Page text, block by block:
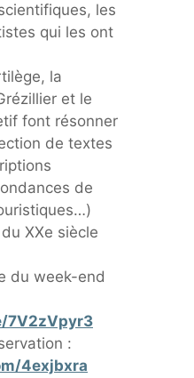
les
qui les ont
la
et le
font résonner
de textes
de
XXe siècle
du week-end
7V2zVpyr3
:
4exjbxra